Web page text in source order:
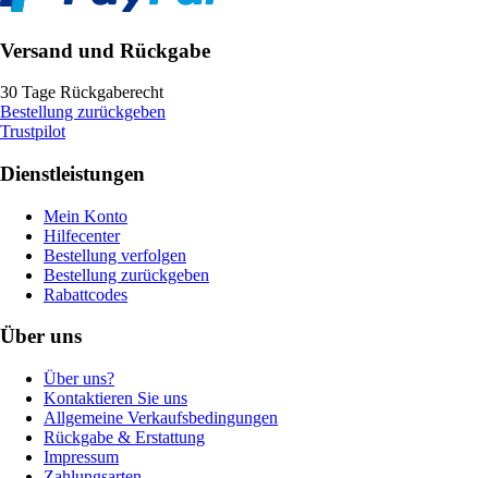
Versand und Rückgabe
30 Tage Rückgaberecht
Bestellung zurückgeben
Trustpilot
Dienstleistungen
Mein Konto
Hilfecenter
Bestellung verfolgen
Bestellung zurückgeben
Rabattcodes
Über uns
Über uns?
Kontaktieren Sie uns
Allgemeine Verkaufsbedingungen
Rückgabe & Erstattung
Impressum